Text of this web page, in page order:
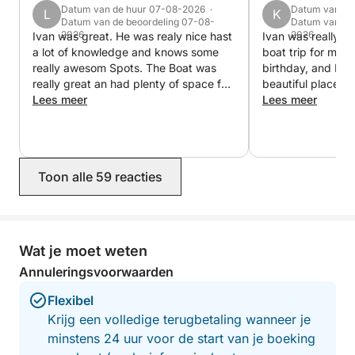
Drankjes, snorkeluitrusting en brandstof zijn
inbegrepen, zodat u kunt genieten van een
zorgeloze dag.
Een perfecte ervaring voor iedereen die de eilanden
L
Datum van de huur 07-08-2026 ·
Datum van de beoordeling 07-08-
2026
Ivan was great. He was realy nice hast
a lot of knowledge and knows some
really awesom Spots. The Boat was
really great an had plenty of space for
us 8. He took his time is alwasy up for
would devenetly do it again.
Lees meer
K
Datum van
Datum van
2026
Ivan was really
boat trip for me
birthday, and
beautiful places,
to swim and
Lees meer
Toon alle 59 reacties
Wat je moet weten
Annuleringsvoorwaarden
Flexibel
Krijg een volledige terugbetaling wanneer je
minstens 24 uur voor de start van je boeking